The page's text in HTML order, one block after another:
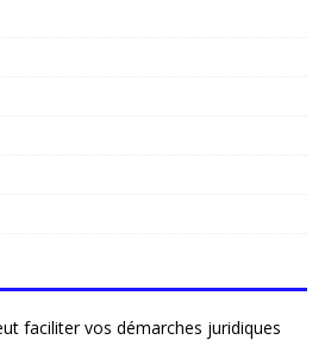
faciliter vos démarches juridiques